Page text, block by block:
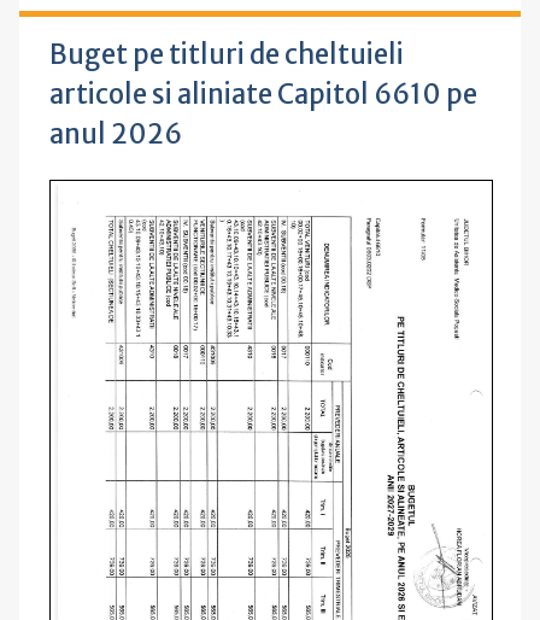
Buget pe titluri de cheltuieli
articole si aliniate Capitol 6610 pe
anul 2026